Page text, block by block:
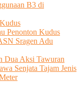
B3 di
Penonton Kudus
Sragen Adu
Dua Aksi Tawuran
Senjata Tajam Jenis